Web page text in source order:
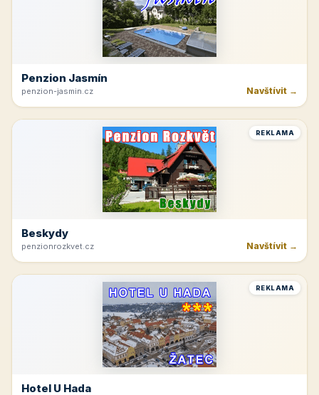
Penzion Jasmín
penzion-jasmin.cz Navštívit →
REKLAMA
Beskydy
penzionrozkvet.cz Navštívit →
REKLAMA
Hotel U Hada